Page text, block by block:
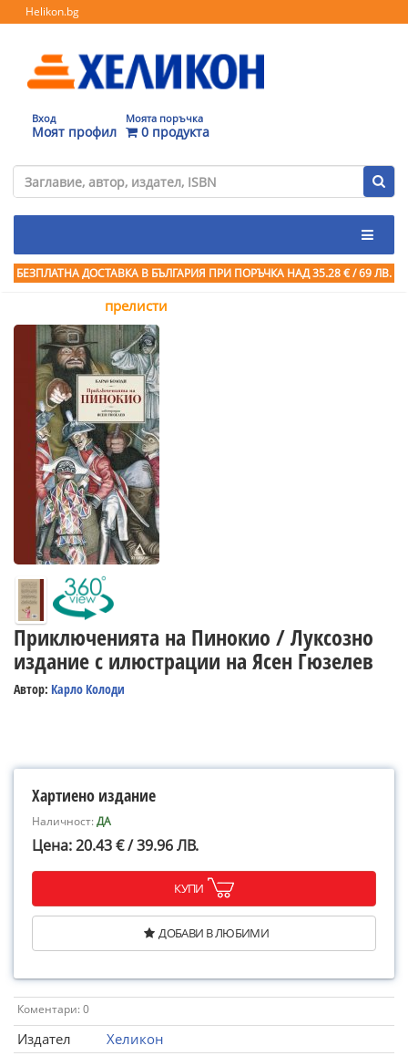
Helikon.bg
Вход
Моят профил
Моята поръчка
0 продукта
БЕЗПЛАТНА ДОСТАВКА В БЪЛГАРИЯ ПРИ ПОРЪЧКА НАД 35.28 € / 69 ЛВ.
прелисти
Приключенията на Пинокио / Луксозно
издание с илюстрации на Ясен Гюзелев
Автор: Карло Колоди
Хартиено издание
Наличност:ДА
Цена: 20.43 € / 39.96 ЛВ.
КУПИ
ДОБАВИ В ЛЮБИМИ
Коментари: 0
Издател
Хеликон